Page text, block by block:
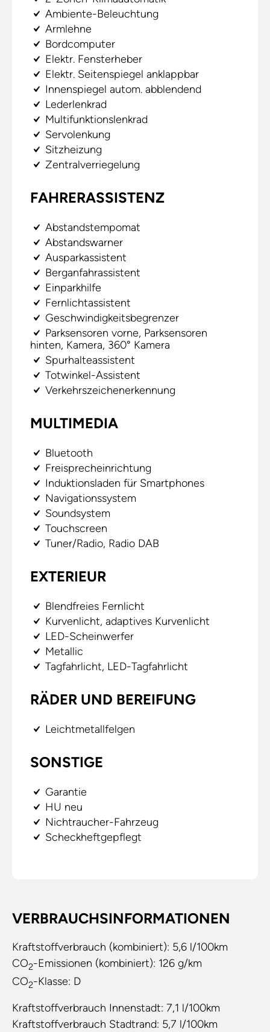
Ambiente-Beleuchtung
Armlehne
Bordcomputer
Elektr. Fensterheber
Elektr. Seitenspiegel anklappbar
Innenspiegel autom. abblendend
Lederlenkrad
Multifunktionslenkrad
Servolenkung
Sitzheizung
Zentralverriegelung
FAHRERASSISTENZ
Abstandstempomat
Abstandswarner
Ausparkassistent
Berganfahrassistent
Einparkhilfe
Fernlichtassistent
Geschwindigkeitsbegrenzer
Parksensoren vorne, Parksensoren
hinten, Kamera, 360° Kamera
Spurhalteassistent
Totwinkel-Assistent
Verkehrszeichenerkennung
MULTIMEDIA
Bluetooth
Freisprecheinrichtung
Induktionsladen für Smartphones
Navigationssystem
Soundsystem
Touchscreen
Tuner/Radio, Radio DAB
EXTERIEUR
Blendfreies Fernlicht
Kurvenlicht, adaptives Kurvenlicht
LED-Scheinwerfer
Metallic
Tagfahrlicht, LED-Tagfahrlicht
RÄDER UND BEREIFUNG
Leichtmetallfelgen
SONSTIGE
Garantie
HU neu
Nichtraucher-Fahrzeug
Scheckheftgepflegt
VERBRAUCHSINFORMATIONEN
Kraftstoffverbrauch (kombiniert): 5,6 l/100km
CO2-Emissionen (kombiniert): 126 g/km
CO2-Klasse: D
Kraftstoffverbrauch Innenstadt: 7,1 l/100km
Kraftstoffverbrauch Stadtrand: 5,7 l/100km